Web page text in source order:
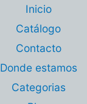
Inicio
Catálogo
Contacto
Donde estamos
Categorias